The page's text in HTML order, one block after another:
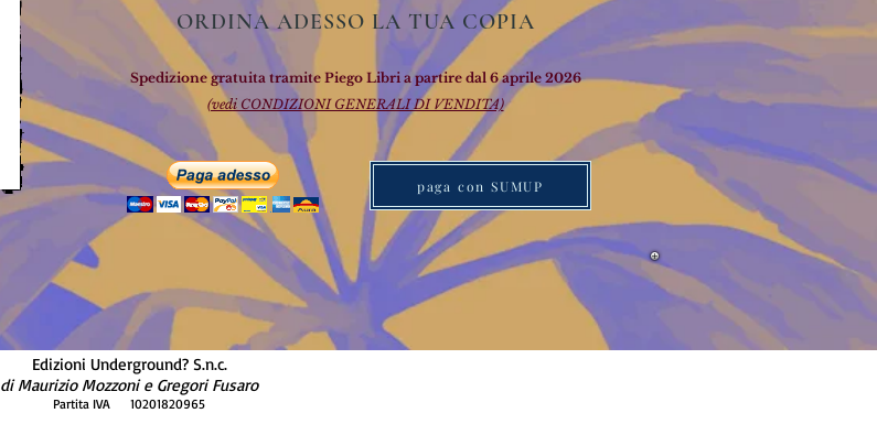
ORDINA ADESSO LA TUA COPIA
Spedizione gratuita tramite Piego Libri a partire dal 6 aprile 2026
(vedi CONDIZIONI GENERALI DI VENDITA)
paga con SUMUP
Edizioni Underground? S.n.c.
di Maurizio Mozzoni e Gregori Fusaro
Partita IVA 10201820965